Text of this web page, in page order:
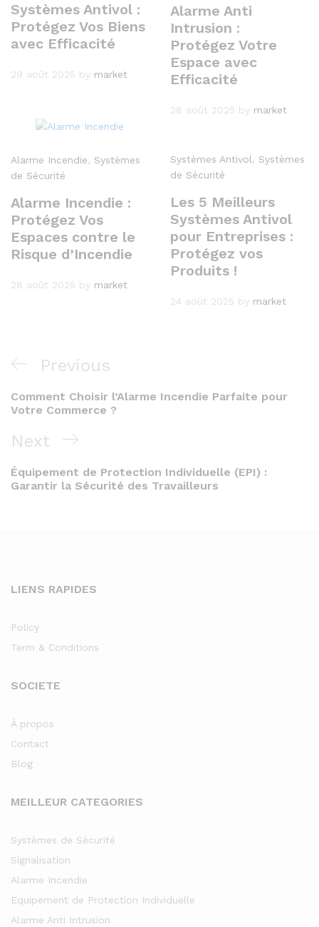
Systèmes Antivol :
Protégez Vos Biens
avec Efficacité
29 août 2025 by market
Alarme Anti
Intrusion :
Protégez Votre
Espace avec
Efficacité
28 août 2025 by market
Alarme Incendie, Systèmes
de Sécurité
Alarme Incendie :
Protégez Vos
Espaces contre le
Risque d’Incendie
28 août 2025 by market
Systèmes Antivol, Systèmes
de Sécurité
Les 5 Meilleurs
Systèmes Antivol
pour Entreprises :
Protégez vos
Produits !
24 août 2025 by market
Navigation
de
l’article
Previous
Post
Previous
Comment Choisir l’Alarme Incendie Parfaite pour
Votre Commerce ?
Next
Post
Next
Équipement de Protection Individuelle (EPI) :
Garantir la Sécurité des Travailleurs
LIENS RAPIDES
Policy
Term & Conditions
SOCIETE
À propos
Contact
Blog
MEILLEUR CATEGORIES
Systèmes de Sécurité
Signalisation
Alarme Incendie
Equipement de Protection Individuelle
Alarme Anti Intrusion